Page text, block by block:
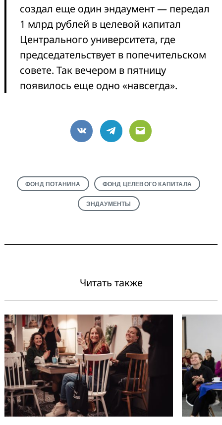
создал еще один эндаумент — передал
1 млрд рублей в целевой капитал
Центрального университета, где
председательствует в попечительском
совете. Так вечером в пятницу
появилось еще одно «навсегда».
VK Telegram
Email
ФОНД ПОТАНИНА ФОНД ЦЕЛЕВОГО КАПИТАЛА
ЭНДАУМЕНТЫ
Читать также